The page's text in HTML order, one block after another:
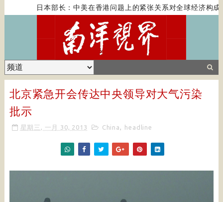
日本部长：中美在香港问题上的紧张关系对全球经济构成
北京紧急开会传达中央领导对大气污染
批示
星期三, 一月 30, 2013 China , headline